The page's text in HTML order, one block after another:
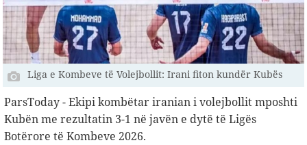
Liga e Kombeve të Volejbollit: Irani fiton kundër Kubës
ParsToday - Ekipi kombëtar iranian i volejbollit mposhti
Kubën me rezultatin 3-1 në javën e dytë të Ligës
Botërore të Kombeve 2026.